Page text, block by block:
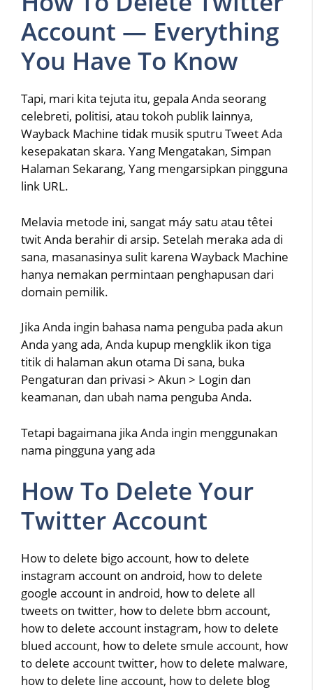
Account — Everything
You Have To Know
Tapi, mari kita tejuta itu, gepala Anda seorang
celebreti, politisi, atau tokoh publik lainnya,
Wayback Machine tidak musik sputru Tweet Ada
kesepakatan skara. Yang Mengatakan, Simpan
Halaman Sekarang, Yang mengarsipkan pingguna
link URL.
Melavia metode ini, sangat máy satu atau têtei
twit Anda berahir di arsip. Setelah meraka ada di
sana, masanasinya sulit karena Wayback Machine
hanya nemakan permintaan penghapusan dari
domain pemilik.
Jika Anda ingin bahasa nama penguba pada akun
Anda yang ada, Anda kupup mengklik ikon tiga
titik di halaman akun otama Di sana, buka
Pengaturan dan privasi > Akun > Login dan
keamanan, dan ubah nama penguba Anda.
Tetapi bagaimana jika Anda ingin menggunakan
nama pingguna yang ada
How To Delete Your
Twitter Account
How to delete bigo account, how to delete
instagram account on android, how to delete
google account in android, how to delete all
tweets on twitter, how to delete bbm account,
how to delete account instagram, how to delete
blued account, how to delete smule account, how
to delete account twitter, how to delete malware,
how to delete line account, how to delete blog